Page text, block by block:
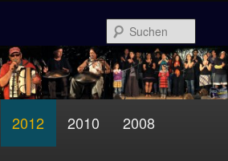
2012 2010 2008